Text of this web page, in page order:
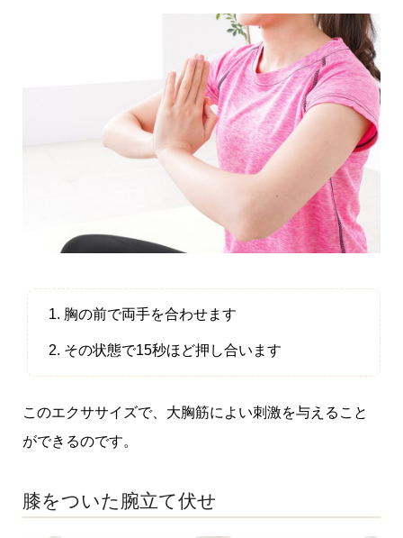
胸の前で両手を合わせます
その状態で15秒ほど押し合います
このエクササイズで、大胸筋によい刺激を与えること
ができるのです。
膝をついた腕立て伏せ